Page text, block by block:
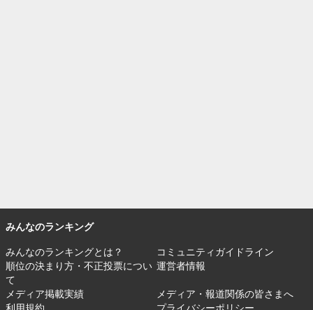
みんなのランキング
みんなのランキングとは？
コミュニティガイドライン
順位の決まり方・不正投票につい
て
運営者情報
メディア掲載実績
メディア・報道関係の皆さまへ